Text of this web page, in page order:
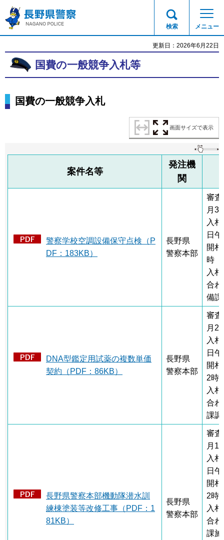
長野県警察
検索 メニュー
更新日：2026年6月22日
国費の一般競争入札等
国費の一般競争入札
画面サイズで表示
案件名等
発注機
関
警察学校空調設備保守点検（P
DF：183KB）
長野県
警察本部
審
月3
入
日
開
時
入
合
備
DNA型鑑定用試薬の複数単価
契約（PDF：86KB）
長野県
警察本部
審
月
入
日
開
2時
入
合
課
長野県警察本部機動隊潜水訓
練棟塗装等改修工事（PDF：1
81KB）
長野県
警察本部
審
月
入
日
開
2時
入
合
課